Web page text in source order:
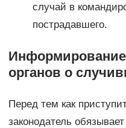
случай в
пострадавшего.
органов о
Перед тем как
законодатель